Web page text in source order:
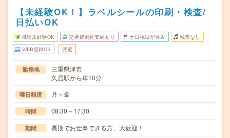
【未経験OK！】ラベルシールの印刷・検査/
日払いOK
職種未経験OK 交通費別途支給あり 土日祝日が休み 残業なし
WEB登録OK 派遣
勤務地
三重県津市
久居駅から車10分
曜日頻度 月～金
時間 08:30～17:30
期間 長期でお仕事できる方、大歓迎！